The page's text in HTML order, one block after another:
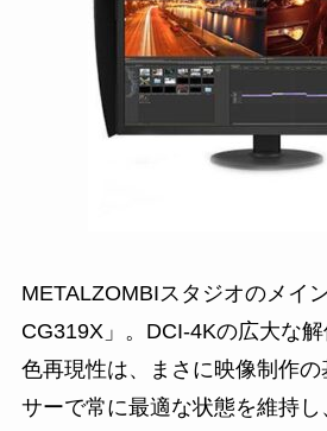
METALZOMBIスタジオのメイ
CG319X」。DCI-4Kの広大な
色再現性は、まさに映像制作
サーで常に最適な状態を維持